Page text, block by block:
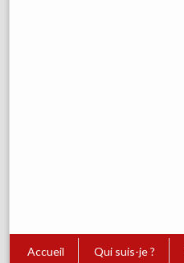
Accueil Qui suis-je ?